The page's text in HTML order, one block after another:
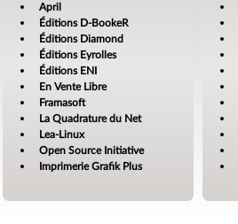
April
Éditions D-BookeR
Éditions Diamond
Éditions Eyrolles
Éditions ENI
En Vente Libre
Framasoft
La Quadrature du Net
Lea-Linux
Open Source Initiative
Imprimerie Grafik Plus